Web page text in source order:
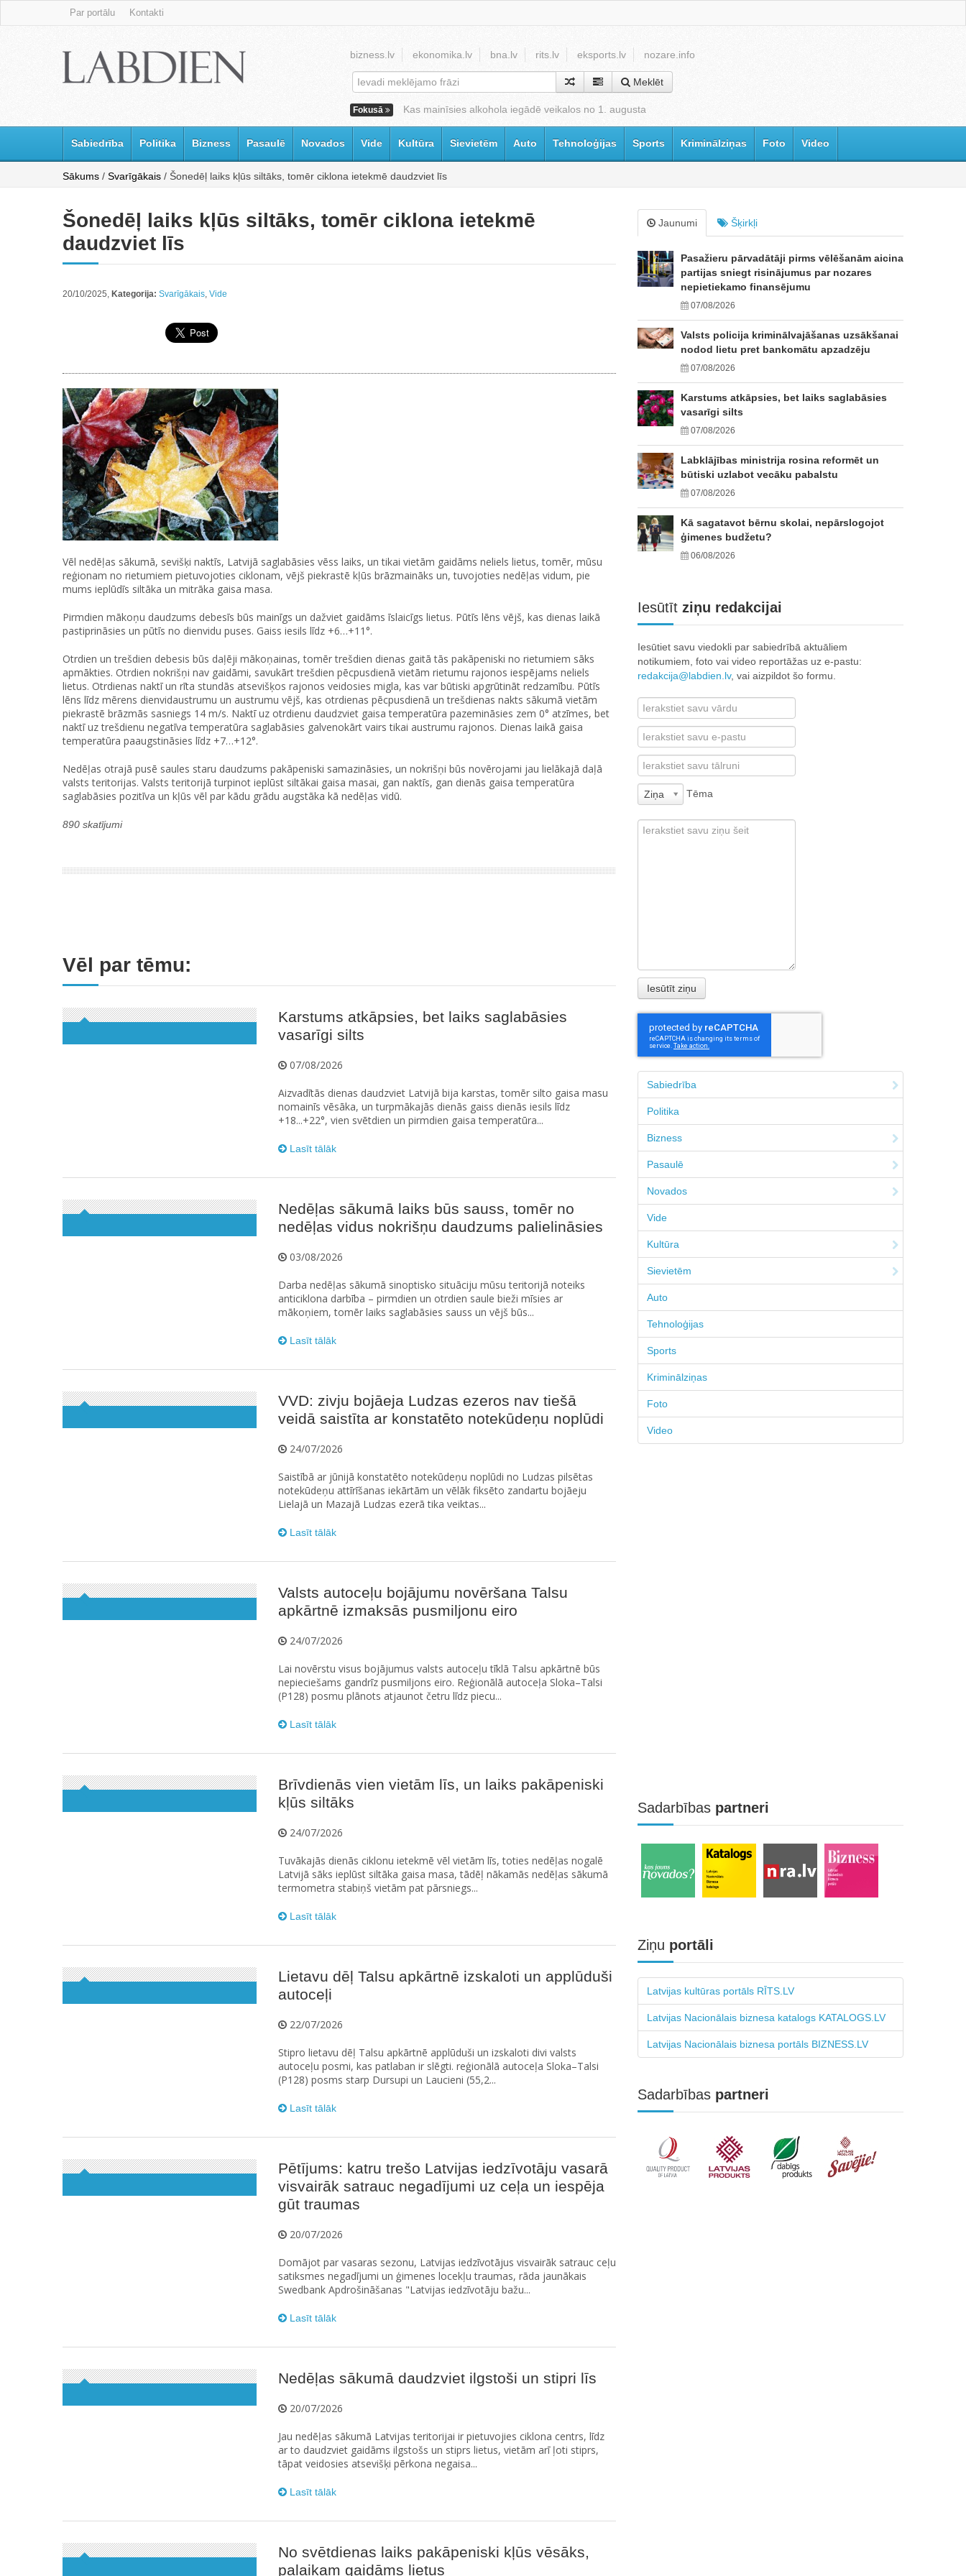
Par portālu Kontakti
bizness.lv ekonomika.lv bna.lv rits.lv eksports.lv nozare.info
Meklēt
Fokusā Kas mainīsies alkohola iegādē veikalos no 1. augusta
Sabiedrība Politika Bizness Pasaulē Novados Vide Kultūra Sievietēm Auto Tehnoloģijas Sports Kriminālziņas Foto Video
Sākums / Svarīgākais / Šonedēļ laiks kļūs siltāks, tomēr ciklona ietekmē daudzviet līs
Šonedēļ laiks kļūs siltāks, tomēr ciklona ietekmē
daudzviet līs
20/10/2025, Kategorija: Svarīgākais, Vide
Vēl nedēļas sākumā, sevišķi naktīs, Latvijā saglabāsies vēss laiks, un tikai vietām gaidāms neliels lietus, tomēr, mūsu
reģionam no rietumiem pietuvojoties ciklonam, vējš piekrastē kļūs brāzmaināks un, tuvojoties nedēļas vidum, pie
mums ieplūdīs siltāka un mitrāka gaisa masa.
Pirmdien mākoņu daudzums debesīs būs mainīgs un dažviet gaidāms īslaicīgs lietus. Pūtīs lēns vējš, kas dienas laikā
pastiprināsies un pūtīs no dienvidu puses. Gaiss iesils līdz +6…+11°.
Otrdien un trešdien debesis būs daļēji mākoņainas, tomēr trešdien dienas gaitā tās pakāpeniski no rietumiem sāks
apmākties. Otrdien nokrišņi nav gaidāmi, savukārt trešdien pēcpusdienā vietām rietumu rajonos iespējams neliels
lietus. Otrdienas naktī un rīta stundās atsevišķos rajonos veidosies migla, kas var būtiski apgrūtināt redzamību. Pūtīs
lēns līdz mērens dienvidaustrumu un austrumu vējš, kas otrdienas pēcpusdienā un trešdienas nakts sākumā vietām
piekrastē brāzmās sasniegs 14 m/s. Naktī uz otrdienu daudzviet gaisa temperatūra pazemināsies zem 0° atzīmes, bet
naktī uz trešdienu negatīva temperatūra saglabāsies galvenokārt vairs tikai austrumu rajonos. Dienas laikā gaisa
temperatūra paaugstināsies līdz +7…+12°.
Nedēļas otrajā pusē saules staru daudzums pakāpeniski samazināsies, un nokrišņi būs novērojami jau lielākajā daļā
valsts teritorijas. Valsts teritorijā turpinot ieplūst siltākai gaisa masai, gan naktīs, gan dienās gaisa temperatūra
saglabāsies pozitīva un kļūs vēl par kādu grādu augstāka kā nedēļas vidū.
890 skatījumi
Vēl par tēmu:
Karstums atkāpsies, bet laiks saglabāsies
vasarīgi silts
07/08/2026
Aizvadītās dienas daudzviet Latvijā bija karstas, tomēr silto gaisa masu
nomainīs vēsāka, un turpmākajās dienās gaiss dienās iesils līdz
+18...+22°, vien svētdien un pirmdien gaisa temperatūra...
Lasīt tālāk
Nedēļas sākumā laiks būs sauss, tomēr no
nedēļas vidus nokrišņu daudzums palielināsies
03/08/2026
Darba nedēļas sākumā sinoptisko situāciju mūsu teritorijā noteiks
anticiklona darbība – pirmdien un otrdien saule bieži mīsies ar
mākoņiem, tomēr laiks saglabāsies sauss un vējš būs...
Lasīt tālāk
VVD: zivju bojāeja Ludzas ezeros nav tiešā
veidā saistīta ar konstatēto notekūdeņu noplūdi
24/07/2026
Saistībā ar jūnijā konstatēto notekūdeņu noplūdi no Ludzas pilsētas
notekūdeņu attīrīšanas iekārtām un vēlāk fiksēto zandartu bojāeju
Lielajā un Mazajā Ludzas ezerā tika veiktas...
Lasīt tālāk
Valsts autoceļu bojājumu novēršana Talsu
apkārtnē izmaksās pusmiljonu eiro
24/07/2026
Lai novērstu visus bojājumus valsts autoceļu tīklā Talsu apkārtnē būs
nepieciešams gandrīz pusmiljons eiro. Reģionālā autoceļa Sloka–Talsi
(P128) posmu plānots atjaunot četru līdz piecu...
Lasīt tālāk
Brīvdienās vien vietām līs, un laiks pakāpeniski
kļūs siltāks
24/07/2026
Tuvākajās dienās ciklonu ietekmē vēl vietām līs, toties nedēļas nogalē
Latvijā sāks ieplūst siltāka gaisa masa, tādēļ nākamās nedēļas sākumā
termometra stabiņš vietām pat pārsniegs...
Lasīt tālāk
Lietavu dēļ Talsu apkārtnē izskaloti un applūduši
autoceļi
22/07/2026
Stipro lietavu dēļ Talsu apkārtnē applūduši un izskaloti divi valsts
autoceļu posmi, kas patlaban ir slēgti. reģionālā autoceļa Sloka–Talsi
(P128) posms starp Dursupi un Laucieni (55,2...
Lasīt tālāk
Pētījums: katru trešo Latvijas iedzīvotāju vasarā
visvairāk satrauc negadījumi uz ceļa un iespēja
gūt traumas
20/07/2026
Domājot par vasaras sezonu, Latvijas iedzīvotājus visvairāk satrauc ceļu
satiksmes negadījumi un ģimenes locekļu traumas, rāda jaunākais
Swedbank Apdrošināšanas "Latvijas iedzīvotāju bažu...
Lasīt tālāk
Nedēļas sākumā daudzviet ilgstoši un stipri līs
20/07/2026
Jau nedēļas sākumā Latvijas teritorijai ir pietuvojies ciklona centrs, līdz
ar to daudzviet gaidāms ilgstošs un stiprs lietus, vietām arī ļoti stiprs,
tāpat veidosies atsevišķi pērkona negaisa...
Lasīt tālāk
No svētdienas laiks pakāpeniski kļūs vēsāks,
palaikam gaidāms lietus
Jaunumi Šķirkļi
Pasažieru pārvadātāji pirms vēlēšanām aicina
partijas sniegt risinājumus par nozares
nepietiekamo finansējumu
07/08/2026
Valsts policija kriminālvajāšanas uzsākšanai
nodod lietu pret bankomātu apzadzēju
07/08/2026
Karstums atkāpsies, bet laiks saglabāsies
vasarīgi silts
07/08/2026
Labklājības ministrija rosina reformēt un
būtiski uzlabot vecāku pabalstu
07/08/2026
Kā sagatavot bērnu skolai, nepārslogojot
ģimenes budžetu?
06/08/2026
Iesūtīt ziņu redakcijai
Iesūtiet savu viedokli par sabiedrībā aktuāliem
notikumiem, foto vai video reportāžas uz e-pastu:
redakcija@labdien.lv, vai aizpildot šo formu.
Ziņa Tēma
Sabiedrība
Politika
Bizness
Pasaulē
Novados
Vide
Kultūra
Sievietēm
Auto
Tehnoloģijas
Sports
Kriminālziņas
Foto
Video
Sadarbības partneri
Ziņu portāli
Latvijas kultūras portāls RĪTS.LV
Latvijas Nacionālais biznesa katalogs KATALOGS.LV
Latvijas Nacionālais biznesa portāls BIZNESS.LV
Sadarbības partneri